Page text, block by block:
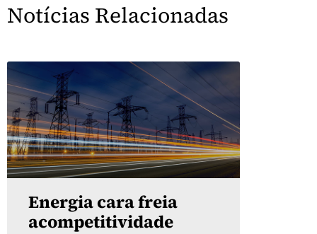
Notícias Relacionadas
Energia cara freia
acompetitividade